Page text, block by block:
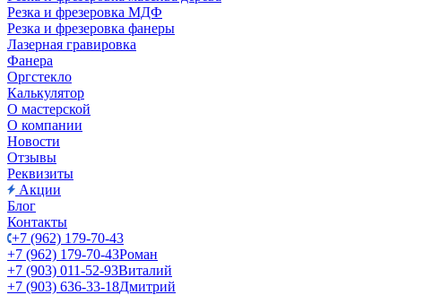
Резка и фрезеровка МДФ
Резка и фрезеровка фанеры
Лазерная гравировка
Фанера
Орг­стек­ло
Калькулятор
О мастерской
О компании
Новости
Отзывы
Реквизиты
Акции
Блог
Контакты
+7 (962) 179-70-43
+7 (962) 179-70-43Роман
+7 (903) 011-52-93Виталий
+7 (903) 636-33-18Дмитрий